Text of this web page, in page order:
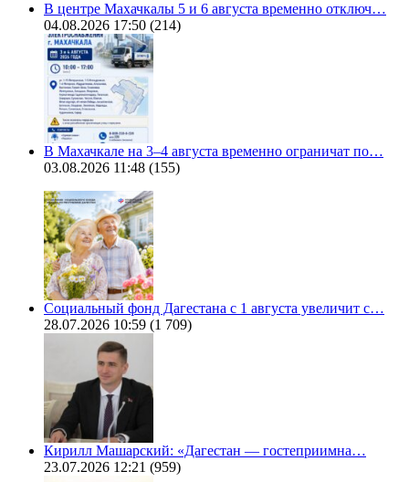
В центре Махачкалы 5 и 6 августа временно отключ…
04.08.2026 17:50 (214)
В Махачкале на 3–4 августа временно ограничат по…
03.08.2026 11:48 (155)
Социальный фонд Дагестана с 1 августа увеличит с…
28.07.2026 10:59 (1 709)
Кирилл Машарский: «Дагестан — гостеприимна…
23.07.2026 12:21 (959)